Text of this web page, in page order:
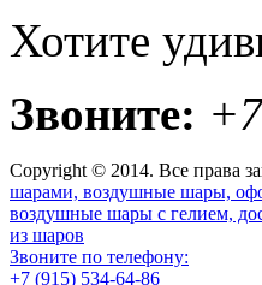
Хотите
Звоните:
Copyright © 2014. Все права
шарами, воздушные шары,
воздушные шары с гелием,
из шаров
Звоните по телефону:
+7 (915) 534-64-86